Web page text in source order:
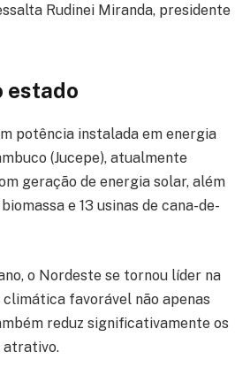
Rudinei Miranda, presidente
estado
potência instalada em energia
(Jucepe), atualmente
geração de energia solar, além
e 13 usinas de cana-de-
o Nordeste se tornou líder na
favorável não apenas
reduz significativamente os
atrativo.